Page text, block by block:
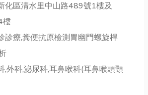
化區清水里中山路489號1樓及
樓
診療,糞便抗原檢測胃幽門螺旋桿
,外科,泌尿科,耳鼻喉科(耳鼻喉頭頸